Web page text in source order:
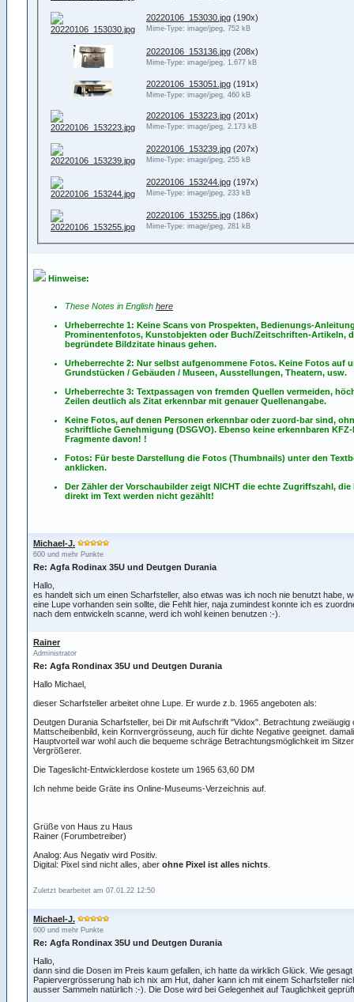
20220106_153030.jpg (190x)
Mime-Type: image/jpeg, 752 kB
20220106_153136.jpg (208x)
Mime-Type: image/jpeg, 1.677 kB
20220106_153051.jpg (191x)
Mime-Type: image/jpeg, 460 kB
20220106_153223.jpg (201x)
Mime-Type: image/jpeg, 2.173 kB
20220106_153239.jpg (207x)
Mime-Type: image/jpeg, 255 kB
20220106_153244.jpg (197x)
Mime-Type: image/jpeg, 233 kB
20220106_153255.jpg (186x)
Mime-Type: image/jpeg, 281 kB
Hinweise:
These Notes in English here
Urheberrechte 1: Keine Scans von Prospekten, Bedienungs-
Prominentenfotos, Kunstobjekten oder Buch/Zeitschriften-Artikeln,
begründete Bildzitate hinaus gehen.
Urheberrechte 2: Nur selbst aufgenommene Fotos. Keine Fotos auf
Grundstücken / Gebäuden / Museen, Ausstellungen, Theatern, usw.
Urheberrechte 3: Textpassagen von fremden Quellen vermeiden,
Zeilen deutlich als Zitat erkennbar mit genauer Quellenangabe.
Keine Fotos, auf denen Personen erkennbar oder zuord-bar sind,
schriftliche Genehmigung (DSGVO). Ebenso keine erkennbaren
Fragmente davon! !
Fotos: Für beste Darstellung die Fotos (Thumbnails) unter den
anklicken.
Der Zähler der Vorschaubilder zeigt NICHT die echte Zugriffszahl,
direkt im Text werden nicht gezählt!
Michael-J.
600 und mehr Punkte
Re: Agfa Rodinax 35U und Deutgen Durania
Hallo,
es handelt sich um einen Scharfsteller, also etwas was ich noch nie benutzt habe,
eine Lupe vorhanden sein sollte, die Fehlt hier, naja zumindest konnte ich es
nach dem entwickeln scanne, werd ich wohl keinen benutzen :-).
Rainer
Administrator
Re: Agfa Rondinax 35U und Deutgen Durania
Hallo Michael,
dieser Scharfsteller arbeitet ohne Lupe. Er wurde z.b. 1965 angeboten als:
Deutgen Durania Scharfsteller, bei Dir mit Aufschrift "Vidox". Betrachtung zweiäugig
Mattscheibenbild, kein Kornvergrösseung, auch für dichte Negative geeignet.
Hauptvorteil war wohl auch die bequeme schräge Betrachtungsmöglichkeit im
Vergrößerer.
Die Tageslicht-Entwicklerdose kostete um 1965 63,60 DM
Ich nehme beide Gräte ins Online-Museums-Verzeichnis auf.
Grüße von Haus zu Haus
Rainer (Forumbetreiber)
Analog: Aus Negativ wird Positiv.
Digital: Pixel sind nicht alles, aber ohne Pixel ist alles nichts
Zuletzt bearbeitet am 07.01.22 12:50
Michael-J.
600 und mehr Punkte
Re: Agfa Rondinax 35U und Deutgen Durania
Hallo,
dann sind die Dosen im Preis kaum gefallen, ich hatte da wirklich Glück. Wie gesagt
Papiervergrösserung hab ich nix am Hut, daher kann ich mit einem Scharfsteller
ausser Sammeln natürlich :-). Die Dose wird bei Gelegenheit auf Tauglichkeit